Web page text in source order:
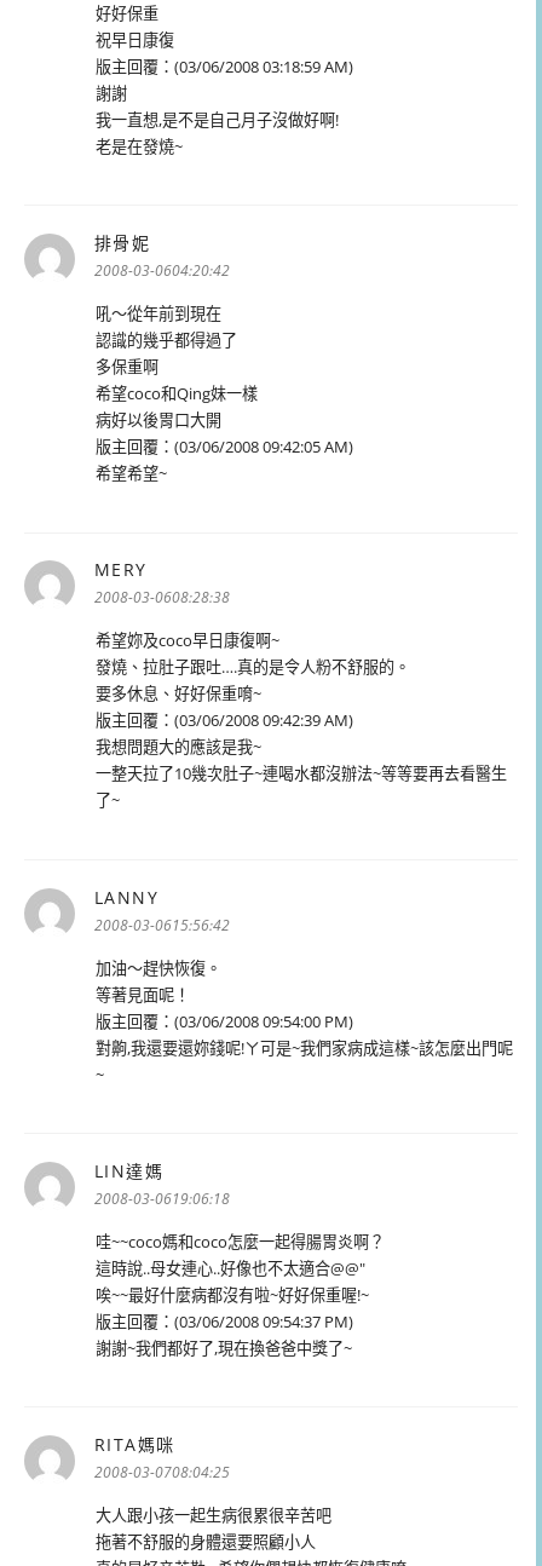
好好保重
祝早日康復
版主回覆：(03/06/2008 03:18:59 AM)
謝謝
我一直想,是不是自己月子沒做好啊!
老是在發燒~
排骨妮
示:
2008-03-0604:20:42
吼～從年前到現在
認識的幾乎都得過了
多保重啊
希望coco和Qing妹一樣
病好以後胃口大開
版主回覆：(03/06/2008 09:42:05 AM)
希望希望~
MERY
示:
2008-03-0608:28:38
希望妳及coco早日康復啊~
發燒、拉肚子跟吐….真的是令人粉不舒服的。
要多休息、好好保重唷~
版主回覆：(03/06/2008 09:42:39 AM)
我想問題大的應該是我~
一整天拉了10幾次肚子~連喝水都沒辦法~等等要再去看醫生
了~
LANNY
示:
2008-03-0615:56:42
加油～趕快恢復。
等著見面呢！
版主回覆：(03/06/2008 09:54:00 PM)
對齁,我還要還妳錢呢!ㄚ可是~我們家病成這樣~該怎麼出門呢
~
LIN達媽
示:
2008-03-0619:06:18
哇~~coco媽和coco怎麼一起得腸胃炎啊？
這時說..母女連心..好像也不太適合@@"
唉~~最好什麼病都沒有啦~好好保重喔!~
版主回覆：(03/06/2008 09:54:37 PM)
謝謝~我們都好了,現在換爸爸中獎了~
RITA媽咪
示:
2008-03-0708:04:25
大人跟小孩一起生病很累很辛苦吧
拖著不舒服的身體還要照顧小人